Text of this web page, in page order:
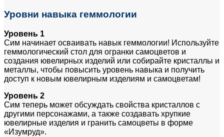
Уровни навыка геммологии
Уровень 1
Сим начинает осваивать навык геммологии! Используйте
геммологический стол для огранки самоцветов и
создания ювелирных изделий или собирайте кристаллы и
металлы, чтобы повысить уровень навыка и получить
доступ к новым ювелирным изделиям и самоцветам!
Уровень 2
Сим теперь может обсуждать свойства кристаллов с
другими персонажами, а также создавать хрупкие
ювелирные изделия и гранить самоцветы в форме
«Изумруд».